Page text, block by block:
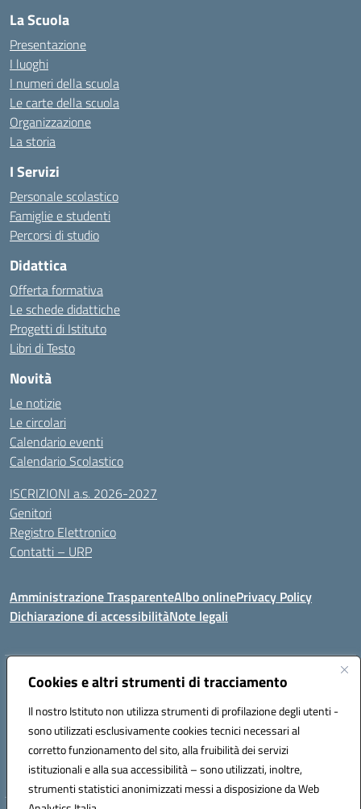
Cookies e altri strumenti di tracciamento
Il nostro Istituto non utilizza strumenti di profilazione degli utenti -
sono utilizzati esclusivamente cookies tecnici necessari al
corretto funzionamento del sito, alla fruibilità dei servizi
istituzionali e alla sua accessibilità – sono utilizzati, inoltre,
strumenti statistici anonimizzati messi a disposizione da Web
La Scuola
Presentazione
I luoghi
I numeri della scuola
Le carte della scuola
Organizzazione
La storia
I Servizi
Personale scolastico
Famiglie e studenti
Percorsi di studio
Didattica
Offerta formativa
Le schede didattiche
Progetti di Istituto
Libri di Testo
Novità
Le notizie
Le circolari
Calendario eventi
Calendario Scolastico
ISCRIZIONI a.s. 2026-2027
Genitori
Registro Elettronico
Contatti – URP
Amministrazione TrasparenteAlbo onlinePrivacy Policy
Dichiarazione di accessibilitàNote legali
Indirizzo:Via Tiziano, 50 - 60125 Ancona
Posta elettronica certificata (PEC):anic81600p@pec.istruzione.it
Codice fiscale: 93084460422
Codice meccanografico: ANIC81600P